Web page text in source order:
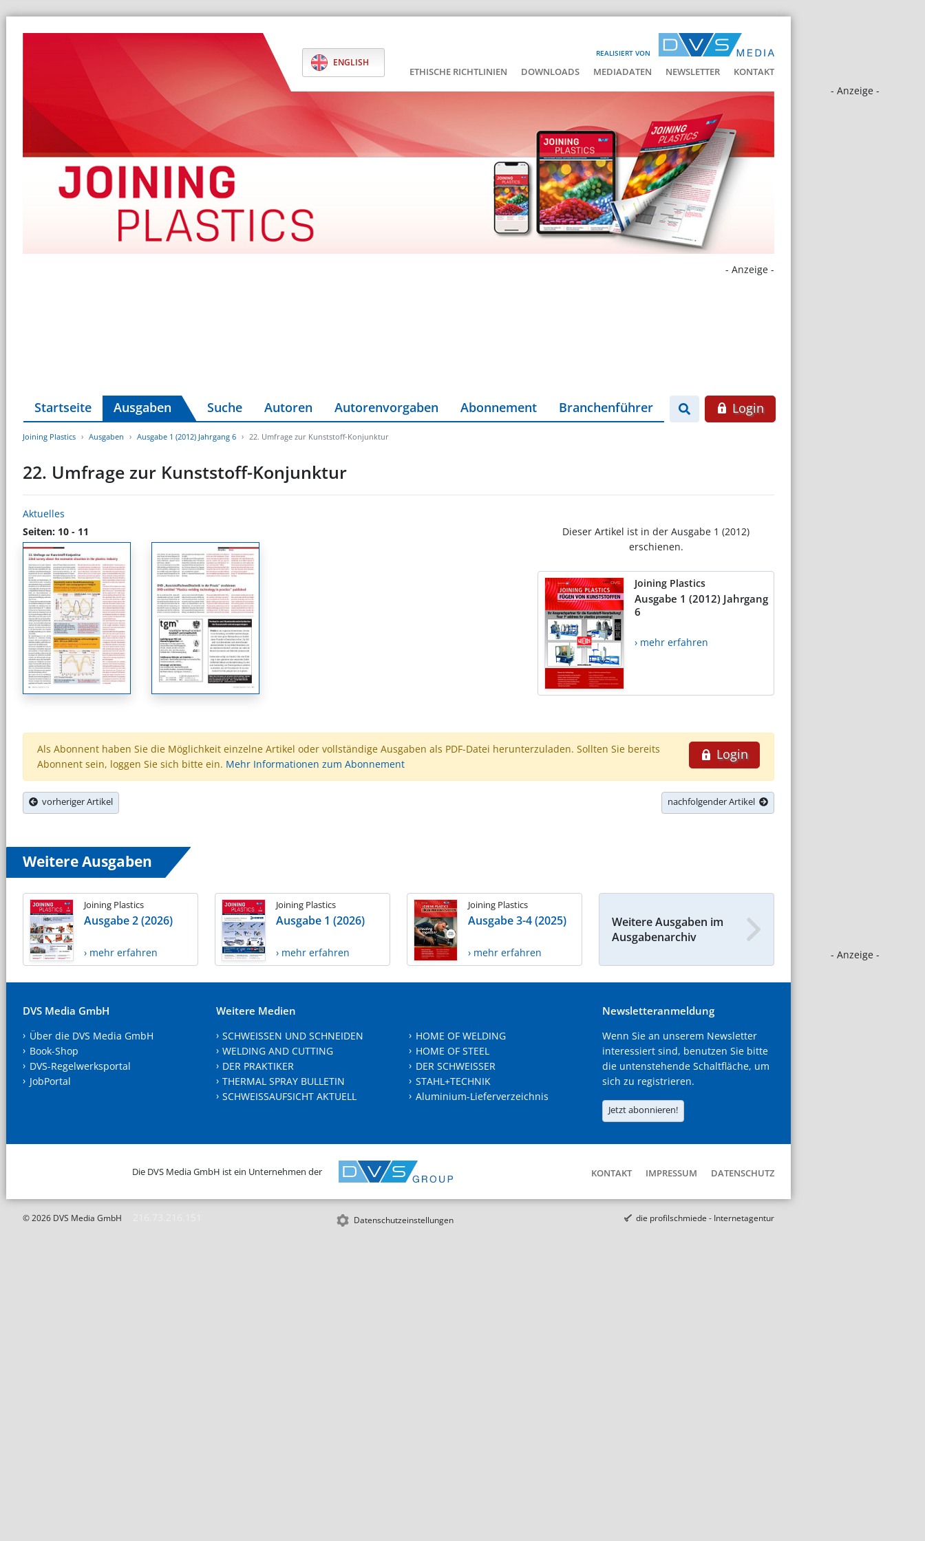
REALISIERT VON
ENGLISH
ETHISCHE RICHTLINIEN DOWNLOADS MEDIADATEN NEWSLETTER KONTAKT
- Anzeige -
- Anzeige -
- Anzeige -
Startseite Ausgaben Suche Autoren Autorenvorgaben Abonnement Branchenführer Login
Joining Plastics Ausgaben Ausgabe 1 (2012) Jahrgang 6 22. Umfrage zur Kunststoff-Konjunktur
22. Umfrage zur Kunststoff-Konjunktur
Aktuelles
Seiten: 10 - 11
Dieser Artikel ist in der Ausgabe 1 (2012)
erschienen.
Joining Plastics
Ausgabe 1 (2012) Jahrgang
6
› mehr erfahren
Login
Als Abonnent haben Sie die Möglichkeit einzelne Artikel oder vollständige Ausgaben als PDF-Datei herunterzuladen. Sollten Sie bereits
Abonnent sein, loggen Sie sich bitte ein. Mehr Informationen zum Abonnement
vorheriger Artikel nachfolgender Artikel
Weitere Ausgaben
Joining Plastics
Ausgabe 2 (2026)
› mehr erfahren
Joining Plastics
Ausgabe 1 (2026)
› mehr erfahren
Joining Plastics
Ausgabe 3-4 (2025)
› mehr erfahren
Weitere Ausgaben im
Ausgabenarchiv
DVS Media GmbH
Über die DVS Media GmbH
Book-Shop
DVS-Regelwerksportal
JobPortal
Weitere Medien
SCHWEISSEN UND SCHNEIDEN
WELDING AND CUTTING
DER PRAKTIKER
THERMAL SPRAY BULLETIN
SCHWEISSAUFSICHT AKTUELL
HOME OF WELDING
HOME OF STEEL
DER SCHWEISSER
STAHL+TECHNIK
Aluminium-Lieferverzeichnis
Newsletteranmeldung
Wenn Sie an unserem Newsletter
interessiert sind, benutzen Sie bitte
die untenstehende Schaltfläche, um
sich zu registrieren.
Jetzt abonnieren!
Die DVS Media GmbH ist ein Unternehmen der KONTAKT IMPRESSUM DATENSCHUTZ
© 2026 DVS Media GmbH Datenschutzeinstellungen die profilschmiede - Internetagentur